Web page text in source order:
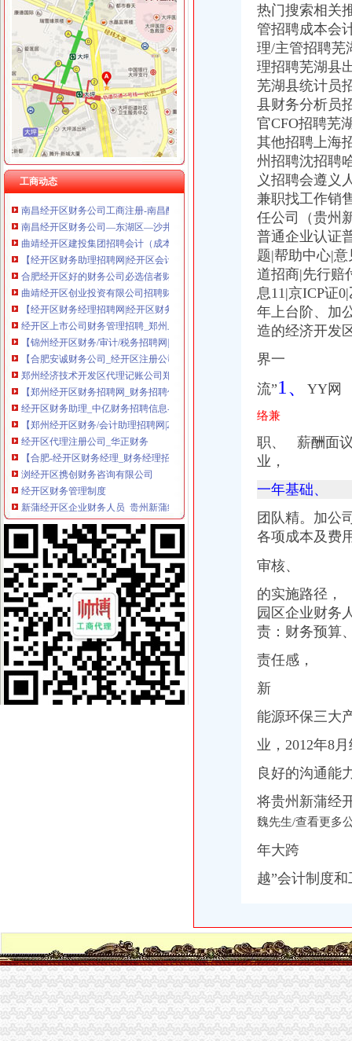
工商动态
经开区财务公司
娄底经开区地税局化财务管理成效显著_娄底新闻网
成都届汽车科技金融发展论坛在经开区举行-财经-四川新闻网财经频
长沙经开区：一大波招聘岗位来袭总有一款适合你-区县动态-湖南在
2016年长沙宁乡经开区公开招聘20人简章-湖南公考网
娄底经开区召开村级财务清理审计迎检工作会议_娄底新闻网
浏经开区携创财务咨询有限公司_【电话地址_招聘信息_注册信息_信
南昌经开区财务公司【今日推荐网-南昌工商/税务/财务】
南昌经开区财务公司—东湖区—沙井—快点8分类信息网
曲靖经开区建投集团招聘会计（成本费用控制）|财务预算和分析|行政
【经开区财务助理招聘网|经开区会计助理招聘信息】-郑州58同城
合肥经开区好的财务公司必选信者财务_信者财务_新浪博客
曲靖经开区创业投资有限公司招聘财政管理|证券管理|财务管理_云南校
【经开区财务经理招聘网|经开区财务主管招聘信息】-潍坊58同城
经开区上市公司财务管理招聘_郑州上市公司招聘财务管理信息_求职找
【锦州经开区财务/审计/税务招聘网|2018年锦州经开区财务/审计/税务
【合肥安诚财务公司_经开区注册公司、代理记账、企业变更找安诚】-
郑州经济技术开发区代理记账公司郑州经开区财务公司-郑州58同城
【郑州经开区财务招聘网_财务招聘信息】-郑州智联招聘
经开区财务助理_中亿财务招聘信息-常州58同城
【郑州经开区财务/会计助理招聘网|2018年郑州经开区财务/会计助理招
经开区代理注册公司_华正财务
【合肥-经开区财务经理_财务经理招聘_安徽文峰投资集团有限公司】-
浏经开区携创财务咨询有限公司
经开区财务管理制度
新蒲经开区企业财务人员_贵州新蒲经济开发公司招聘信息-遵义58同城
合肥经开区哪家财务公司比较好选信者财务_信者财务_新浪博客
公司注册,经开区公司注册,峻岭财务（优质商家）-企汇网
经开区企业财务人员招聘启事_搜狐教育_搜狐网
重庆市双桥经开区红兰财务咨询工作室
【郑州经开区财务经理招聘网_财务经理招聘信息】-郑州智联招聘
【郑州凯达财务咨询有限公司_经开区凯达财务咨询】-公司注册-郑州
【经开区会计招聘网|经开区会计师招聘信息】-郑州58同城
【经开区财务主管招聘|经开区审计主管招聘|经开区统计主管招聘】-潍
长沙市门户网站--长沙经开区集团公司财务软件采购项目（第二次
经开区敬业的金牌财务公司,合肥运倍财税公司很好-商务服务-中
昆明经开区代理财务报税价格小规模做账多少钱正然税务服务_【认证
信地置业（合肥）有限公司招聘财务出纳经开区五险一金餐补-新安
【合肥经开区公司注册信者财务专业诚信】价格_厂家_图片-Hc360慧
新浦经开区诚聘财务经理_新蒲经开区招聘信息-遵义58同城
潍坊财务实习生（经开区）招聘信息|马石油润滑油（山东）有限公司招
经开区哪家财务公司注册公司专业找安诚财务张娜娜会计-爱喇叭网
【合肥-经开区财务会计专员_财务会计专员招聘_安徽衣柏品牌管理有
【合肥经开区财务公司哪家好当然是信者财务】-蜀山南七里站易登网
郑州经开区代理记账公司企业财税问题解决方案-郑州工商/税务/财务】
经开区财务公司莲花路国轩名门注册公司代帐会计一般纳税人申请-会
【郑州经开区财务公司郑州玖之汇为提供代理服务】-郑州经济技术开
经开区明珠广场较大的财务公司注册公司办各种资质代账-合肥58同城
经开区敬业的财务公司合肥运倍财税专业吗？运倍公司职责-商务服
经开区财务公司
娄底经开区地税局化财务管理成效显著_娄底新闻网
成都届汽车科技金融发展论坛在经开区举行-财经-四川新闻网财经频
长沙经开区：一大波招聘岗位来袭总有一款适合你-区县动态-湖南在
热门搜索相关
管招聘成本会
理/主管招聘芜
理招聘芜湖县
芜湖县统计员
县财务分析员
官CFO招聘芜
其他招聘上海
州招聘沈招聘
义招聘会遵义
兼职找工作销
任公司（贵州
普通企业认证
题|帮助中心|
道招商|先行赔
息11|京ICP证
年上台阶、加
造的经济开发
界一
流”1、 YY网
络兼
职、 薪酬面
业，
一年基础、
团队精。加公
各项成本及费
审核、
的实施路径，
园区企业财务
责： 财务预算
责任感，
新
能源环保三大
业，2012年8
良好的沟通能
将贵州新蒲经
魏先生/查看更多
年大跨
越”会计制度